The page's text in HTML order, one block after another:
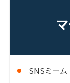
SNSミーム